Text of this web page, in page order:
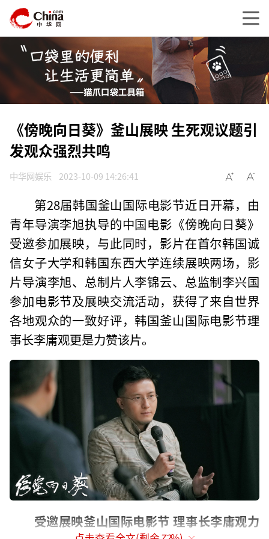
《傍晚向日葵》釜山展映 生死观议题引
发观众强烈共鸣
中华网娱乐 2023-10-09 14:26:41
第28届韩国釜山国际电影节近日开幕，由
青年导演李旭执导的中国电影《傍晚向日葵》
受邀参加展映，与此同时，影片在首尔韩国诚
信女子大学和韩国东西大学连续展映两场，影
片导演李旭、总制片人李锦云、总监制李兴国
参加电影节及展映交流活动，获得了来自世界
各地观众的一致好评，韩国釜山国际电影节理
事长李庸观更是力赞该片。
受邀展映釜山国际电影节 理事长李庸观力